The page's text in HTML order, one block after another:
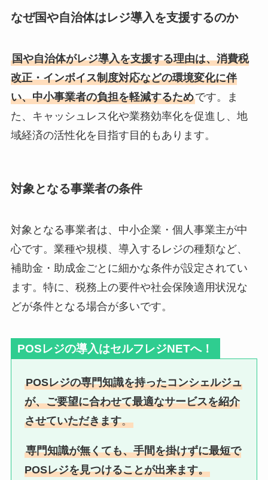
なぜ国や自治体はレジ導入を支援するのか
国や自治体がレジ導入を支援する理由は、消費税
改正・インボイス制度対応などの環境変化に伴
い、中小事業者の負担を軽減するためです。ま
た、キャッシュレス化や業務効率化を促進し、地
域経済の活性化を目指す目的もあります。
対象となる事業者の条件
対象となる事業者は、中小企業・個人事業主が中
心です。業種や規模、導入するレジの種類など、
補助金・助成金ごとに細かな条件が設定されてい
ます。特に、税務上の要件や社会保険適用状況な
どが条件となる場合が多いです。
POSレジの導入はセルフレジNETへ！
POSレジの専門知識を持ったコンシェルジュ
が、ご要望に合わせて最適なサービスを紹介
させていただきます。
専門知識が無くても、手間を掛けずに最短で
POSレジを見つけることが出来ます。